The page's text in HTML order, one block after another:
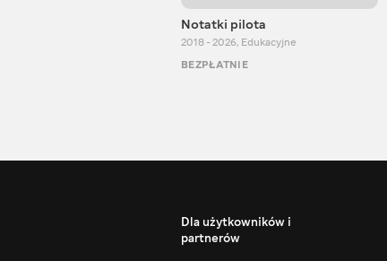
Notatki pilota
2018 - 2026, Edukacyjne
BEZPŁATNIE
Dla użytkowników i
partnerów